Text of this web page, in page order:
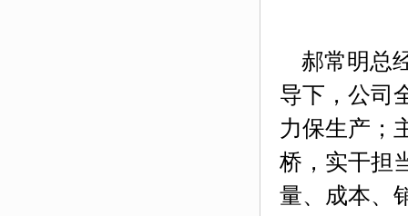
郝常明总
导下，公司
力保生产；
桥，实干担
量、成本、